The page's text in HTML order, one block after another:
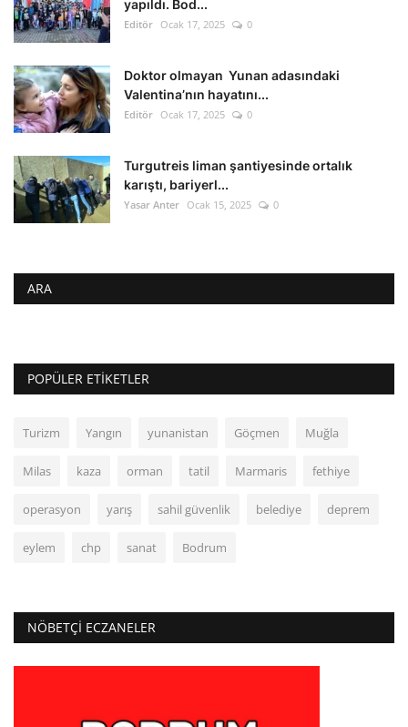
yapıldı. Bod...
Editör Ocak 17, 2025 0
Doktor olmayan Yunan adasındaki
Valentina’nın hayatını...
Editör Ocak 17, 2025 0
Turgutreis liman şantiyesinde ortalık
karıştı, bariyerl...
Yasar Anter Ocak 15, 2025 0
ARA
POPÜLER ETIKETLER
Turizm Yangın yunanistan Göçmen Muğla
Milas kaza orman tatil Marmaris fethiye
operasyon yarış sahil güvenlik belediye deprem
eylem chp sanat Bodrum
NÖBETÇI ECZANELER